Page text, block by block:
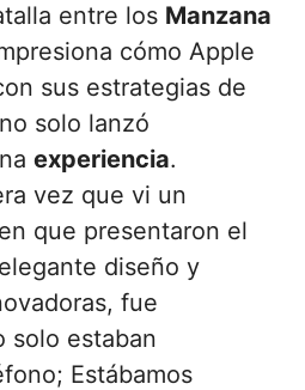
entre los Manzana
cómo Apple
sus estrategias de
solo lanzó
experiencia.
vez que vi un
que presentaron el
diseño y
fue
solo estaban
Estábamos